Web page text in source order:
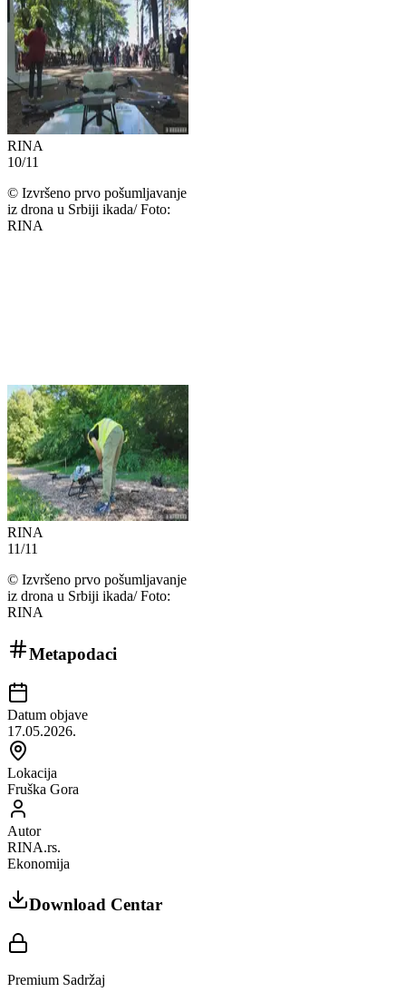
RINA
10/11
© Izvršeno prvo pošumljavanje
iz drona u Srbiji ikada/ Foto:
RINA
RINA
11/11
© Izvršeno prvo pošumljavanje
iz drona u Srbiji ikada/ Foto:
RINA
Metapodaci
Datum objave
17.05.2026.
Lokacija
Fruška Gora
Autor
RINA.rs.
Ekonomija
Download Centar
Premium Sadržaj